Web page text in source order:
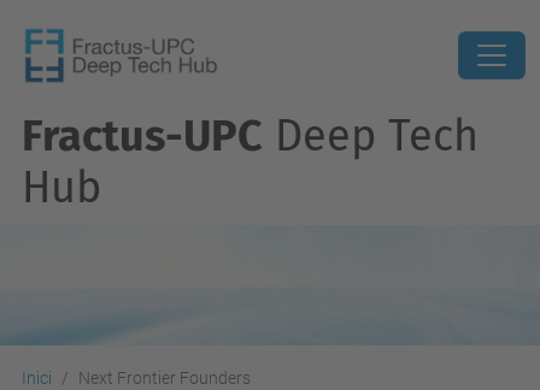
Fractus-UPC Deep Tech
Hub
Inici Next Frontier Founders